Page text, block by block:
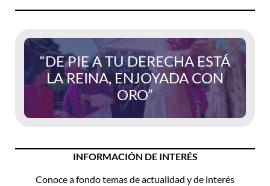
“DE PIE A TU DERECHA ESTÁ
LA REINA, ENJOYADA CON
ORO”
INFORMACIÓN DE INTERÉS
Conoce a fondo temas de actualidad y de interés